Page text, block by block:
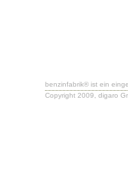
benzinfabrik® ist ein
Copyright 2009, digaro